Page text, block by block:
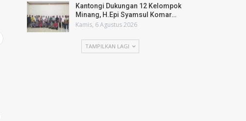
Kantongi Dukungan 12 Kelompok
Minang, H.Epi Syamsul Komar…
Kamis, 6 Agustus 2026
TAMPILKAN LAGI